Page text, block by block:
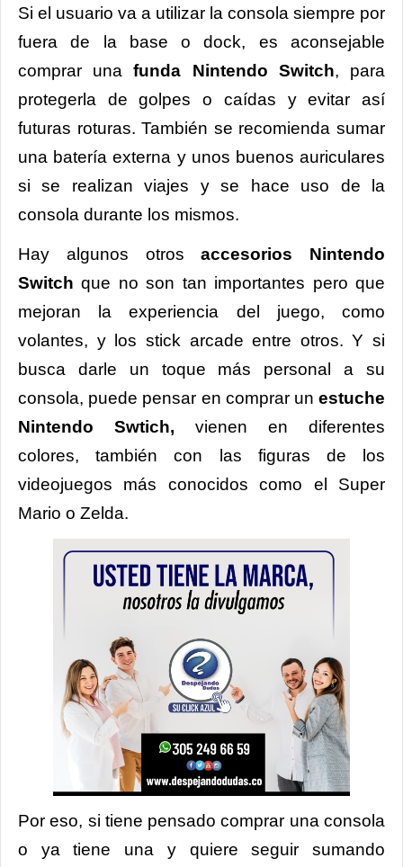
Si el usuario va a utilizar la consola siempre por
fuera de la base o dock, es aconsejable
comprar unafunda Nintendo Switch, para
protegerla de golpes o caídas y evitar así
futuras roturas. También se recomienda sumar
una batería externa y unos buenos auriculares
si se realizan viajes y se hace uso de la
consola durante los mismos.
Hay algunos otrosaccesorios Nintendo
Switchque no son tan importantes pero que
mejoran la experiencia del juego, como
volantes, y los stick arcade entre otros. Y si
busca darle un toque más personal a su
consola, puede pensar en comprar un estuche
Nintendo Swtich, vienen en diferentes
colores, también con las figuras de los
videojuegos más conocidos como el Super
Mario o Zelda.
Por eso, si tiene pensado comprar una consola
o ya tiene una y quiere seguir sumando